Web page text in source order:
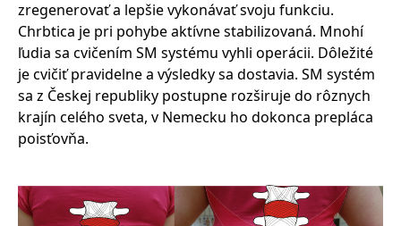
zregenerovať a lepšie vykonávať svoju funkciu.
Chrbtica je pri pohybe aktívne stabilizovaná. Mnohí
ľudia sa cvičením SM systému vyhli operácii. Dôležité
je cvičiť pravidelne a výsledky sa dostavia. SM systém
sa z Českej republiky postupne rozširuje do rôznych
krajín celého sveta, v Nemecku ho dokonca prepláca
poisťovňa.